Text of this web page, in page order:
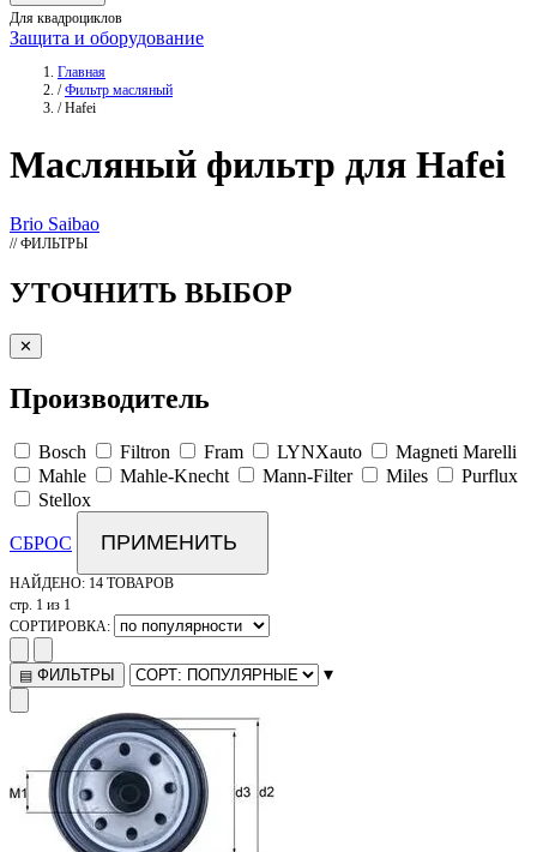
Для квадроциклов
Защита и оборудование
Главная
/ Фильтр масляный
/ Hafei
Масляный фильтр для Hafei
Brio Saibao
// ФИЛЬТРЫ
УТОЧНИТЬ ВЫБОР
✕
Производитель
Bosch Filtron Fram LYNXauto
Magneti Marelli
Mahle
Mahle-Knecht Mann-Filter Miles
Purflux
Stellox
СБРОС ПРИМЕНИТЬ
НАЙДЕНО: 14 ТОВАРОВ
стр. 1 из 1
СОРТИРОВКА:
▤ ФИЛЬТРЫ ▾